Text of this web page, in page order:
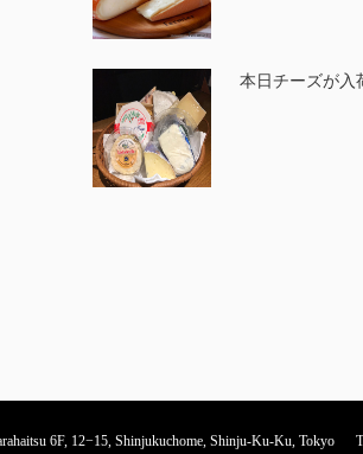
本日チーズが入
6F, 12−15, Shinjukuchome, Shinju-Ku-Ku, Tokyo